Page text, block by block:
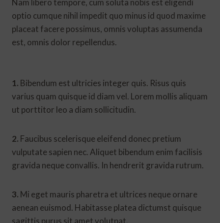
optio cumque nihil impedit quo minus id quod maxime
placeat facere possimus, omnis voluptas assumenda
est, omnis dolor repellendus.
1. Bibendum est ultricies integer quis. Risus quis
varius quam quisque id diam vel. Lorem mollis aliquam
ut porttitor leo a diam sollicitudin.
2. Faucibus scelerisque eleifend donec pretium
vulputate sapien nec. Aliquet bibendum enim facilisis
gravida neque convallis. In hendrerit gravida rutrum.
3. Mi eget mauris pharetra et ultrices neque ornare
aenean euismod. Habitasse platea dictumst quisque
sagittis purus sit amet volutpat.